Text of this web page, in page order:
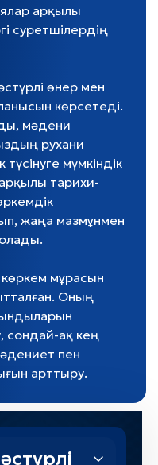
арқылы
суретшілердің
өнер мен
көрсетеді.
мәдени
рухани
мүмкіндік
тарихи-
жаңа мазмұнмен
көркем мұрасын
Оның
сондай-ақ кең
пен
арттыру.